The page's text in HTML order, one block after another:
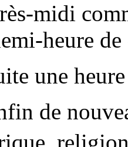
midi
heure
une
de